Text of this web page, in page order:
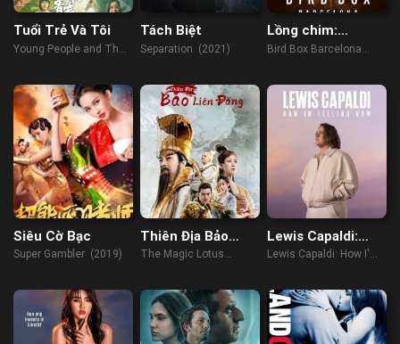
Tuổi Trẻ Và Tôi
Young People and Their
Tách Biệt
Separation (2021)
Lồng chim:
Barcelona
Bird Box Barcelona
Siêu Cờ Bạc
Super Gambler (2019)
Thiên Địa Bảo
Liên Đăng
The Magic Lotus
Lewis Capaldi:
Cảm Giác Của Tôi
Lewis Capaldi: How I'm